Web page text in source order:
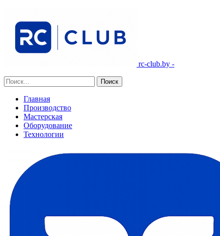
rc-club.by -
Главная
Производство
Мастерская
Оборудование
Технологии